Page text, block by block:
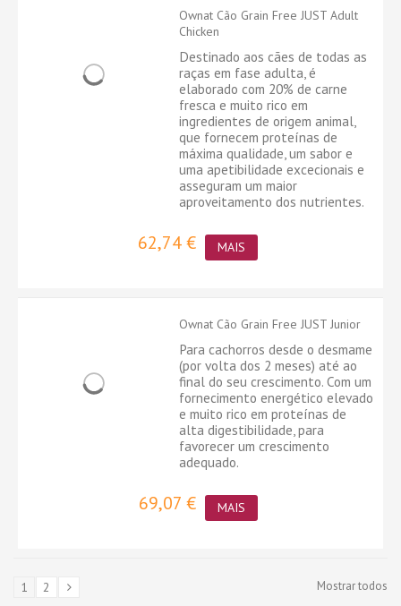
Ownat Cão Grain Free JUST Adult
Chicken
Destinado aos cães de todas as
raças em fase adulta, é
elaborado com 20% de carne
fresca e muito rico em
ingredientes de origem animal,
que fornecem proteínas de
máxima qualidade, um sabor e
uma apetibilidade excecionais e
asseguram um maior
aproveitamento dos nutrientes.
62,74 € MAIS
Ownat Cão Grain Free JUST Junior
Para cachorros desde o desmame
(por volta dos 2 meses) até ao
final do seu crescimento. Com um
fornecimento energético elevado
e muito rico em proteínas de
alta digestibilidade, para
favorecer um crescimento
adequado.
69,07 € MAIS
Mostrar todos
1 2